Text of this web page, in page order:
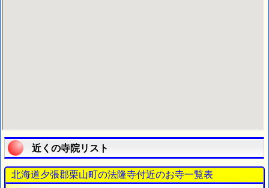
近くの寺院リスト
北海道夕張郡栗山町の法隆寺付近のお寺一覧表